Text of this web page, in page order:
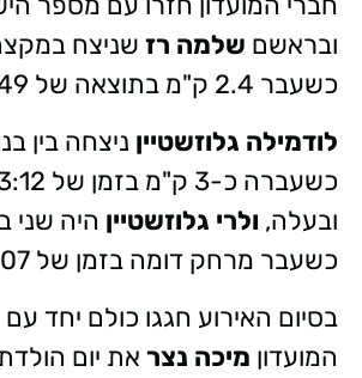
ובראשם שלמה רז
כשעבר 2.4 ק"מ בתוצאה של 24:49 ד'.
לודמילה גלוזשטיין
ובעלה, ולרי גלוזשטיין
כשעבר מרחק דומה בזמן של 21:07 ד'.
בסיום האירוע חגגו כולם יחד
המועדון מיכה נצר